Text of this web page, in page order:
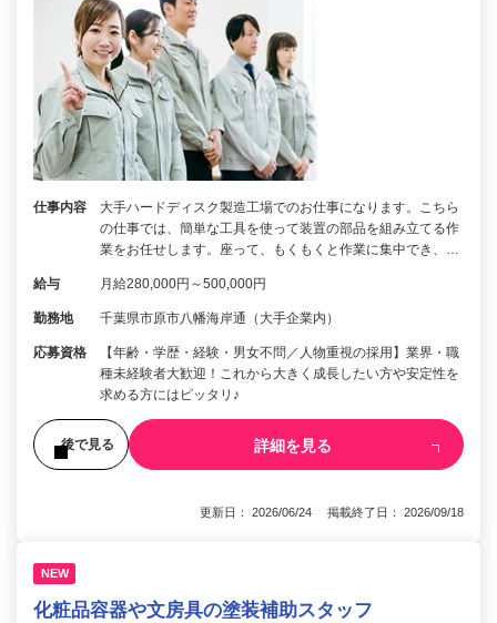
仕事内容
大手ハードディスク製造工場でのお仕事になります。こちら
の仕事では、簡単な工具を使って装置の部品を組み立てる作
業をお任せします。座って、もくもくと作業に集中でき、…
給与 月給280,000円～500,000円
勤務地 千葉県市原市八幡海岸通（大手企業内）
応募資格
【年齢・学歴・経験・男女不問／人物重視の採用】業界・職
種未経験者大歓迎！これから大きく成長したい方や安定性を
求める方にはピッタリ♪
後で見る 詳細を見る
更新日： 2026/06/24 掲載終了日： 2026/09/18
NEW
化粧品容器や文房具の塗装補助スタッフ